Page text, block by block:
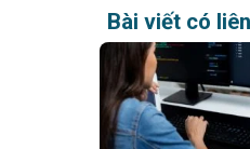
Bài viết có